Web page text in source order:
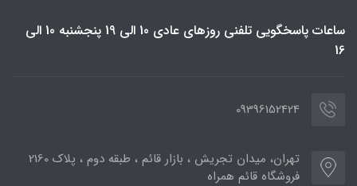
ساعات پاسخگویی تلفنی روزهای عادی 10 الی 19 پنجشنبه 10 الی
16
09396152424
تهران، میدان تجریش ، بازار قائم ، طبقه دوم ، پلاک 2160
فروشگاه قائم همراه